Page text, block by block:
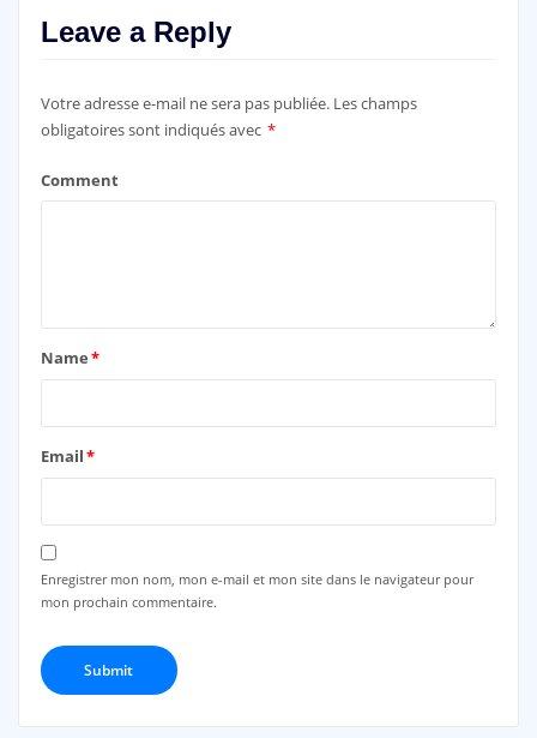
Leave a Reply
Votre adresse e-mail ne sera pas publiée. Les champs
obligatoires sont indiqués avec *
Comment
Name*
Email*
Enregistrer mon nom, mon e-mail et mon site dans le navigateur pour
mon prochain commentaire.